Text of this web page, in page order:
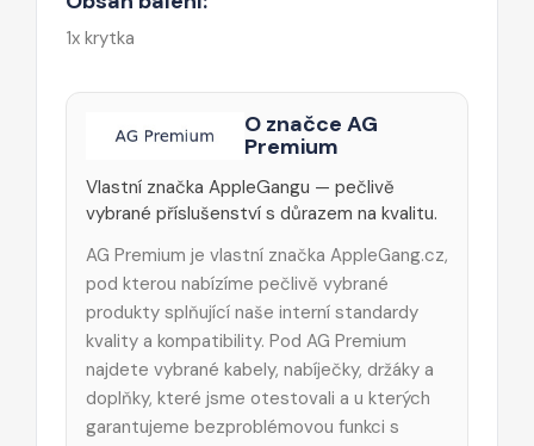
1x krytka
O značce AG
Premium
Vlastní značka AppleGangu — pečlivě
vybrané příslušenství s důrazem na kvalitu.
AG Premium je vlastní značka AppleGang.cz,
pod kterou nabízíme pečlivě vybrané
produkty splňující naše interní standardy
kvality a kompatibility. Pod AG Premium
najdete vybrané kabely, nabíječky, držáky a
doplňky, které jsme otestovali a u kterých
garantujeme bezproblémovou funkci s